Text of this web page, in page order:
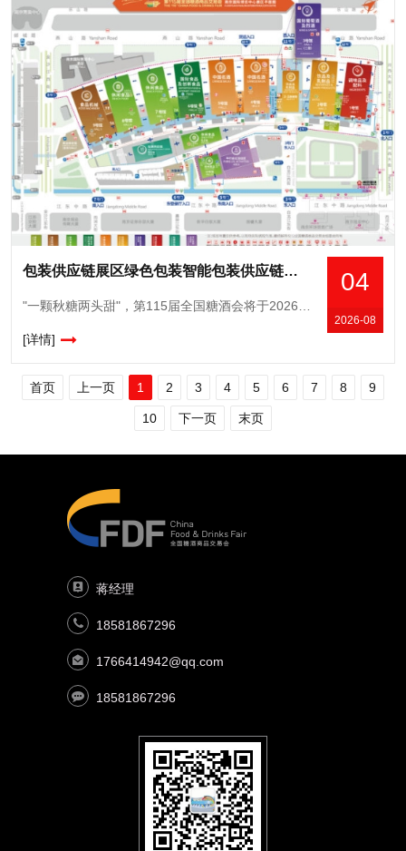
04
2026-08
包装供应链展区绿色包装智能包装供应链服务全链条覆盖，2026南京秋糖包装产业升级风向标
[详情]
首页 上一页 1 2 3 4 5 6 7 8 9
10 下一页 末页
蒋经理
18581867296
1766414942@qq.com
18581867296